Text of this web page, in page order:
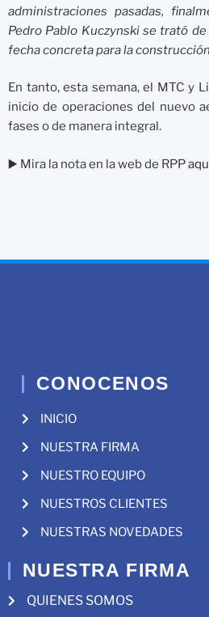
administraciones pasadas,
Pedro Pablo Kuczynski se trató
fecha concreta para la
En tanto, esta semana, el MTC y
inicio de operaciones del nuevo
fases o de manera integral.
▶️ Mira la nota en la web de RPP
CONOCENOS
INICIO
NUESTRA FIRMA
NUESTRO EQUIPO
NUESTROS CLIENTES
NUESTRAS NOVEDADES
NUESTRA FIRMA
QUIENES SOMOS